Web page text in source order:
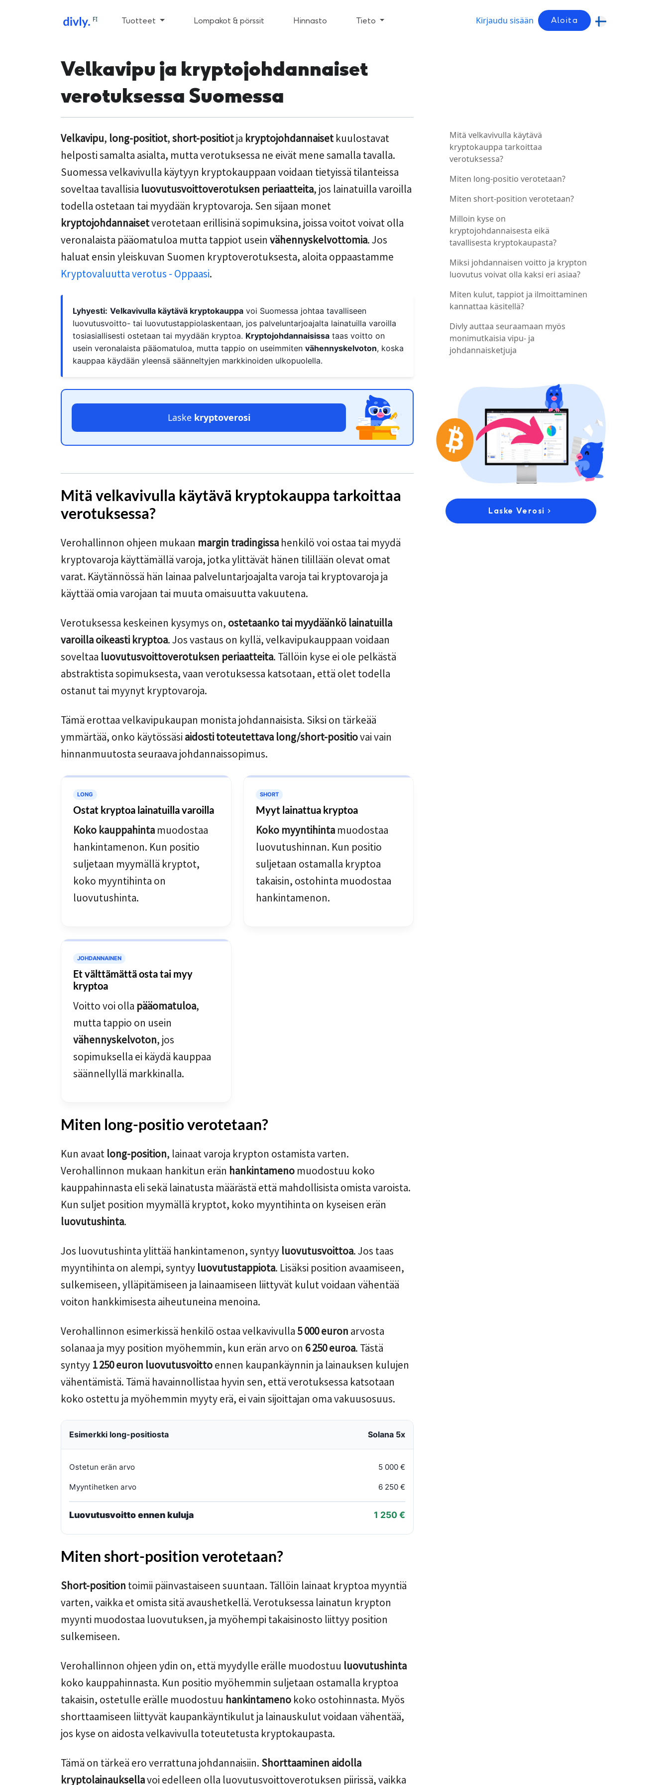
FI Tuotteet Lompakot & pörssit Hinnasto Tieto Kirjaudu sisään Aloita
Velkavipu ja kryptojohdannaiset
verotuksessa Suomessa
Velkavipu, long-positiot,short-positiotja kryptojohdannaisetkuulostavat
helposti samalta asialta, mutta verotuksessa ne eivät mene samalla tavalla.
Suomessa velkavivulla käytyyn kryptokauppaan voidaan tietyissä tilanteissa
soveltaa tavallisia luovutusvoittoverotuksen periaatteita, jos lainatuilla varoilla
todella ostetaan tai myydään kryptovaroja. Sen sijaan monet
kryptojohdannaisetverotetaan erillisinä sopimuksina, joissa voitot voivat olla
veronalaista pääomatuloa mutta tappiot usein vähennyskelvottomia. Jos
haluat ensin yleiskuvan Suomen kryptoverotuksesta, aloita oppaastamme
Kryptovaluutta verotus - Oppaasi.
Lyhyesti: Velkavivulla käytävä kryptokauppa voi Suomessa johtaa tavalliseen
luovutusvoitto- tai luovutustappiolaskentaan, jos palveluntarjoajalta lainatuilla varoilla
tosiasiallisesti ostetaan tai myydään kryptoa. Kryptojohdannaisissa taas voitto on
usein veronalaista pääomatuloa, mutta tappio on useimmiten vähennyskelvoton, koska
kauppaa käydään yleensä säänneltyjen markkinoiden ulkopuolella.
Laske kryptoverosi
Mitä velkavivulla käytävä kryptokauppa tarkoittaa
verotuksessa?
Verohallinnon ohjeen mukaan margin tradingissa henkilö voi ostaa tai myydä
kryptovaroja käyttämällä varoja, jotka ylittävät hänen tilillään olevat omat
varat. Käytännössä hän lainaa palveluntarjoajalta varoja tai kryptovaroja ja
käyttää omia varojaan tai muuta omaisuutta vakuutena.
Verotuksessa keskeinen kysymys on, ostetaanko tai myydäänkö lainatuilla
varoilla oikeasti kryptoa. Jos vastaus on kyllä, velkavipukauppaan voidaan
soveltaa luovutusvoittoverotuksen periaatteita. Tällöin kyse ei ole pelkästä
abstraktista sopimuksesta, vaan verotuksessa katsotaan, että olet todella
ostanut tai myynyt kryptovaroja.
Tämä erottaa velkavipukaupan monista johdannaisista. Siksi on tärkeää
ymmärtää, onko käytössäsi aidosti toteutettava long/short-positiovai vain
hinnanmuutosta seuraava johdannaissopimus.
LONG
Ostat kryptoa lainatuilla varoilla
Koko kauppahinta muodostaa
hankintamenon. Kun positio
suljetaan myymällä kryptot,
koko myyntihinta on
luovutushinta.
SHORT
Myyt lainattua kryptoa
Koko myyntihintamuodostaa
luovutushinnan. Kun positio
suljetaan ostamalla kryptoa
takaisin, ostohinta muodostaa
hankintamenon.
JOHDANNAINEN
Et välttämättä osta tai myy
kryptoa
Voitto voi olla pääomatuloa,
mutta tappio on usein
vähennyskelvoton, jos
sopimuksella ei käydä kauppaa
säännellyllä markkinalla.
Miten long-positio verotetaan?
Kun avaat long-position, lainaat varoja krypton ostamista varten.
Verohallinnon mukaan hankitun erän hankintameno muodostuu koko
kauppahinnasta eli sekä lainatusta määrästä että mahdollisista omista varoista.
Kun suljet position myymällä kryptot, koko myyntihinta on kyseisen erän
luovutushinta.
Jos luovutushinta ylittää hankintamenon, syntyy luovutusvoittoa. Jos taas
myyntihinta on alempi, syntyy luovutustappiota. Lisäksi position avaamiseen,
sulkemiseen, ylläpitämiseen ja lainaamiseen liittyvät kulut voidaan vähentää
voiton hankkimisesta aiheutuneina menoina.
Verohallinnon esimerkissä henkilö ostaa velkavivulla5 000 euron arvosta
solanaa ja myy position myöhemmin, kun erän arvo on 6 250 euroa. Tästä
syntyy 1 250 euron luovutusvoittoennen kaupankäynnin ja lainauksen kulujen
vähentämistä. Tämä havainnollistaa hyvin sen, että verotuksessa katsotaan
koko ostettu ja myöhemmin myyty erä, ei vain sijoittajan oma vakuusosuus.
Esimerkki long-positiosta Solana 5x
Ostetun erän arvo 5 000 €
Myyntihetken arvo 6 250 €
Luovutusvoitto ennen kuluja 1 250 €
Miten short-position verotetaan?
Short-position toimii päinvastaiseen suuntaan. Tällöin lainaat kryptoa myyntiä
varten, vaikka et omista sitä avaushetkellä. Verotuksessa lainatun krypton
myynti muodostaa luovutuksen, ja myöhempi takaisinosto liittyy position
sulkemiseen.
Verohallinnon ohjeen ydin on, että myydylle erälle muodostuu luovutushinta
koko kauppahinnasta. Kun positio myöhemmin suljetaan ostamalla kryptoa
takaisin, ostetulle erälle muodostuu hankintameno koko ostohinnasta. Myös
shorttaamiseen liittyvät kaupankäyntikulut ja lainauskulut voidaan vähentää,
jos kyse on aidosta velkavivulla toteutetusta kryptokaupasta.
Tämä on tärkeä ero verrattuna johdannaisiin. Shorttaaminen aidolla
kryptolainauksellavoi edelleen olla luovutusvoittoverotuksen piirissä, vaikka
Mitä velkavivulla käytävä
kryptokauppa tarkoittaa
verotuksessa?
Miten long-positio verotetaan?
Miten short-position verotetaan?
Milloin kyse on
kryptojohdannaisesta eikä
tavallisesta kryptokaupasta?
Miksi johdannaisen voitto ja krypton
luovutus voivat olla kaksi eri asiaa?
Miten kulut, tappiot ja ilmoittaminen
kannattaa käsitellä?
Divly auttaa seuraamaan myös
monimutkaisia vipu- ja
johdannaisketjuja
Laske Verosi